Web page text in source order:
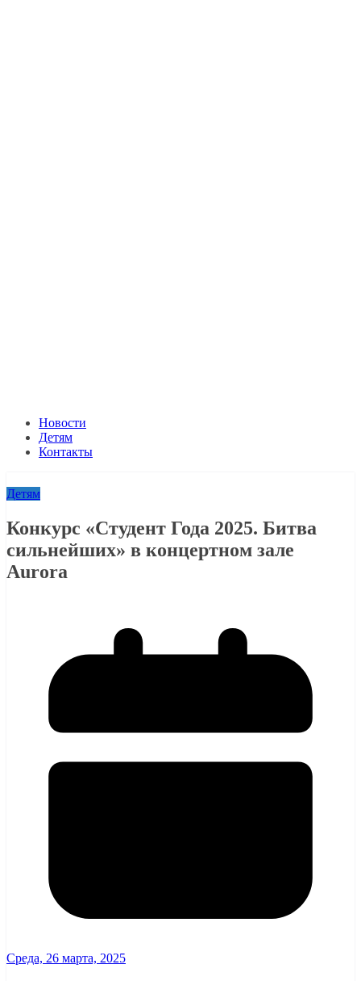
Новости
Детям
Контакты
Детям
Конкурс «Студент Года 2025. Битва
сильнейших» в концертном зале
Aurora
Среда, 26 марта, 2025